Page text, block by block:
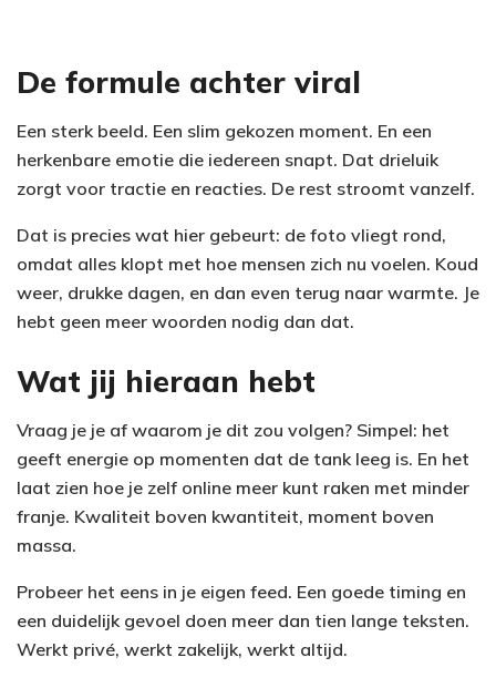
De formule achter viral
Een sterk beeld. Een slim gekozen moment. En een
herkenbare emotie die iedereen snapt. Dat drieluik
zorgt voor tractie en reacties. De rest stroomt vanzelf.
Dat is precies wat hier gebeurt: de foto vliegt rond,
omdat alles klopt met hoe mensen zich nu voelen. Koud
weer, drukke dagen, en dan even terug naar warmte. Je
hebt geen meer woorden nodig dan dat.
Wat jij hieraan hebt
Vraag je je af waarom je dit zou volgen? Simpel: het
geeft energie op momenten dat de tank leeg is. En het
laat zien hoe je zelf online meer kunt raken met minder
franje. Kwaliteit boven kwantiteit, moment boven
massa.
Probeer het eens in je eigen feed. Een goede timing en
een duidelijk gevoel doen meer dan tien lange teksten.
Werkt privé, werkt zakelijk, werkt altijd.